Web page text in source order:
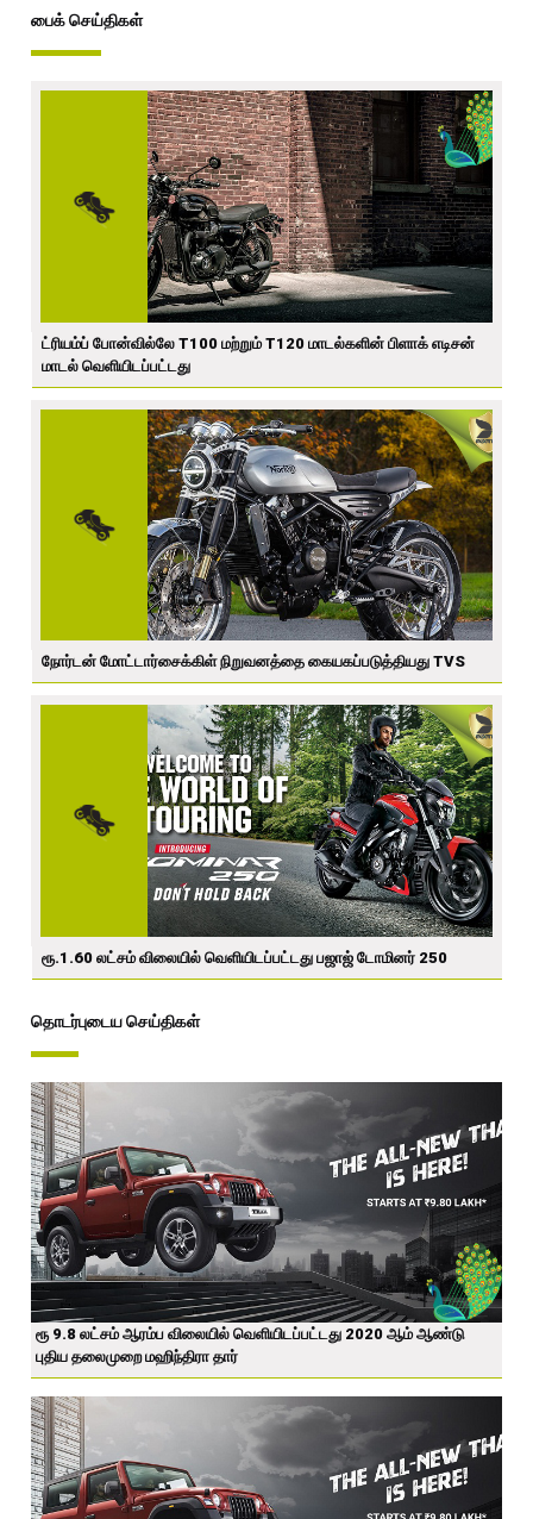
பைக் செய்திகள்
ட்ரியம்ப் போன்வில்லே T100 மற்றும் T120 மாடல்களின் பிளாக் எடிசன்
மாடல் வெளியிடப்பட்டது
நோர்டன் மோட்டார்சைக்கிள் நிறுவனத்தை கையகப்படுத்தியது TVS
ரூ.1.60 லட்சம் விலையில் வெளியிடப்பட்டது பஜாஜ் டோமினர் 250
தொடர்புடைய செய்திகள்
ரூ 9.8 லட்சம் ஆரம்ப விலையில் வெளியிடப்பட்டது 2020 ஆம் ஆண்டு
புதிய தலைமுறை மஹிந்திரா தார்